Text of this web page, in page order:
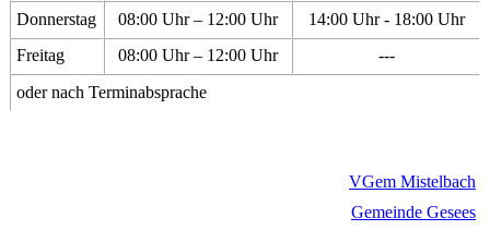
Donnerstag
08:00 Uhr – 12:00 Uhr
14:00 Uhr - 18:00 Uhr
Freitag
08:00 Uhr – 12:00 Uhr
---
oder nach Terminabsprache
VGem Mistelbach
Gemeinde Gesees